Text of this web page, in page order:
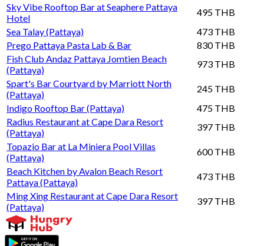
Sky Vibe Rooftop Bar at Seaphere Pattaya
Hotel
495 THB
Sea Talay (Pattaya)
473 THB
Prego Pattaya Pasta Lab & Bar
830 THB
Fish Club Andaz Pattaya Jomtien Beach
(Pattaya)
973 THB
Spart's Bar Courtyard by Marriott North
(Pattaya)
245 THB
Indigo Rooftop Bar (Pattaya)
475 THB
Radius Restaurant at Cape Dara Resort
(Pattaya)
397 THB
Topazio Bar at La Miniera Pool Villas
(Pattaya)
600 THB
Beach Kitchen by Avalon Beach Resort
Pattaya (Pattaya)
473 THB
Ming Xing Restaurant at Cape Dara Resort
(Pattaya)
397 THB